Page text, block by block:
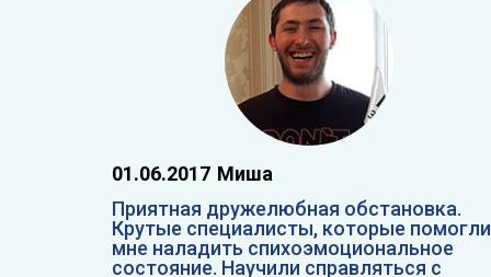
01.06.2017 Миша
Приятная дружелюбная обстановка.
Крутые специалисты, которые помогли
мне наладить спихоэмоциональное
состояние. Научили справляться с